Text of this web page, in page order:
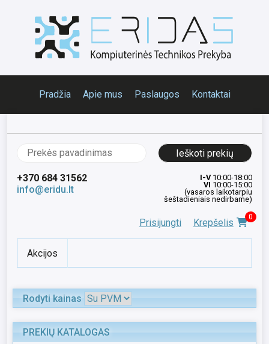
Pradžia Apie mus Paslaugos Kontaktai
Ieškoti:
+370 684 31562
info@eridu.lt
I-V10:00-18:00
VI 10:00-15:00
(vasaros laikotarpiu
šeštadieniais nedirbame)
Prisijungti Krepšelis 0
Akcijos
Rodyti kainas
PREKIŲ KATALOGAS